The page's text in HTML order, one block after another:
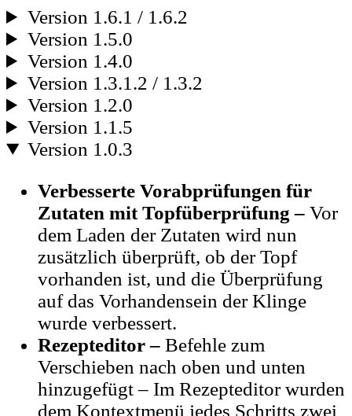
Version 1.6.1 / 1.6.2
Version 1.5.0
Version 1.4.0
Version 1.3.1.2 / 1.3.2
Version 1.2.0
Version 1.1.5
Version 1.0.3
Verbesserte Vorabprüfungen für
Zutaten mit Topfüberprüfung – Vor
dem Laden der Zutaten wird nun
zusätzlich überprüft, ob der Topf
vorhanden ist, und die Überprüfung
auf das Vorhandensein der Klinge
wurde verbessert.
Rezepteditor – Befehle zum
Verschieben nach oben und unten
hinzugefügt – Im Rezepteditor wurden
dem Kontextmenü jedes Schritts zwei